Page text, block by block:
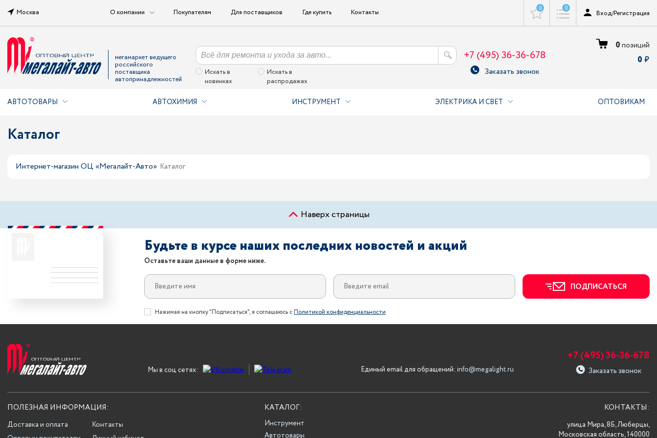
Москва О компании Покупателям Для поставщиков Где купить Контакты 0 0
Вход/Регистрация
мегамаркет ведущего
российского
поставщика
автопринадлежностей
Искать в
новинках
Искать в
распродажах
+7 (495) 36-36-678
Заказать звонок
0позиций
0
АВТОТОВАРЫ АВТОХИМИЯ ИНСТРУМЕНТ ЭЛЕКТРИКА И СВЕТ ОПТОВИКАМ
Каталог
Интернет-магазин ОЦ «Мегалайт-Авто» Каталог
Наверх страницы
Будьте в курсе наших последних новостей и акций
Оставьте ваши данные в форме ниже.
ПОДПИСАТЬСЯ
Нажимая на кнопку "Подписаться", я соглашаюсь сПолитикой конфиденциальности
Мы в соц сетях: Единый email для обращений: info@megalight.ru
+7 (495) 36-36-678
Заказать звонок
ПОЛЕЗНАЯ ИНФОРМАЦИЯ:
Доставка и оплата
Контакты
КАТАЛОГ:
Инструмент
Автотовары
КОНТАКТЫ:
улица Мира, 8Б, Люберцы,
Московская область, 140000